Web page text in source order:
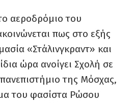
αεροδρόμιο του
πως στο εξής
«Στάλινγκραντ» και
ώρα ανοίγει Σχολή σε
της Μόσχας,
του φασίστα Ρώσου